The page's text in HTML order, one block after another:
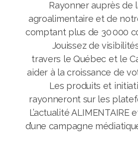
Rayonner auprès de
agroalimentaire et de
comptant plus de 30 000
Jouissez de
travers le Québec et le
aider à la croissance de
Les produits et
rayonneront sur les
L’actualité
d’une campagne